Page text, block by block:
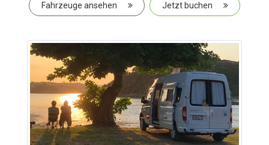
Fahrzeuge ansehen Jetzt buchen